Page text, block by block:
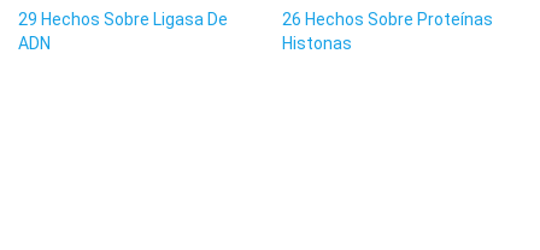
29 Hechos Sobre Ligasa De
ADN
26 Hechos Sobre Proteínas
Histonas